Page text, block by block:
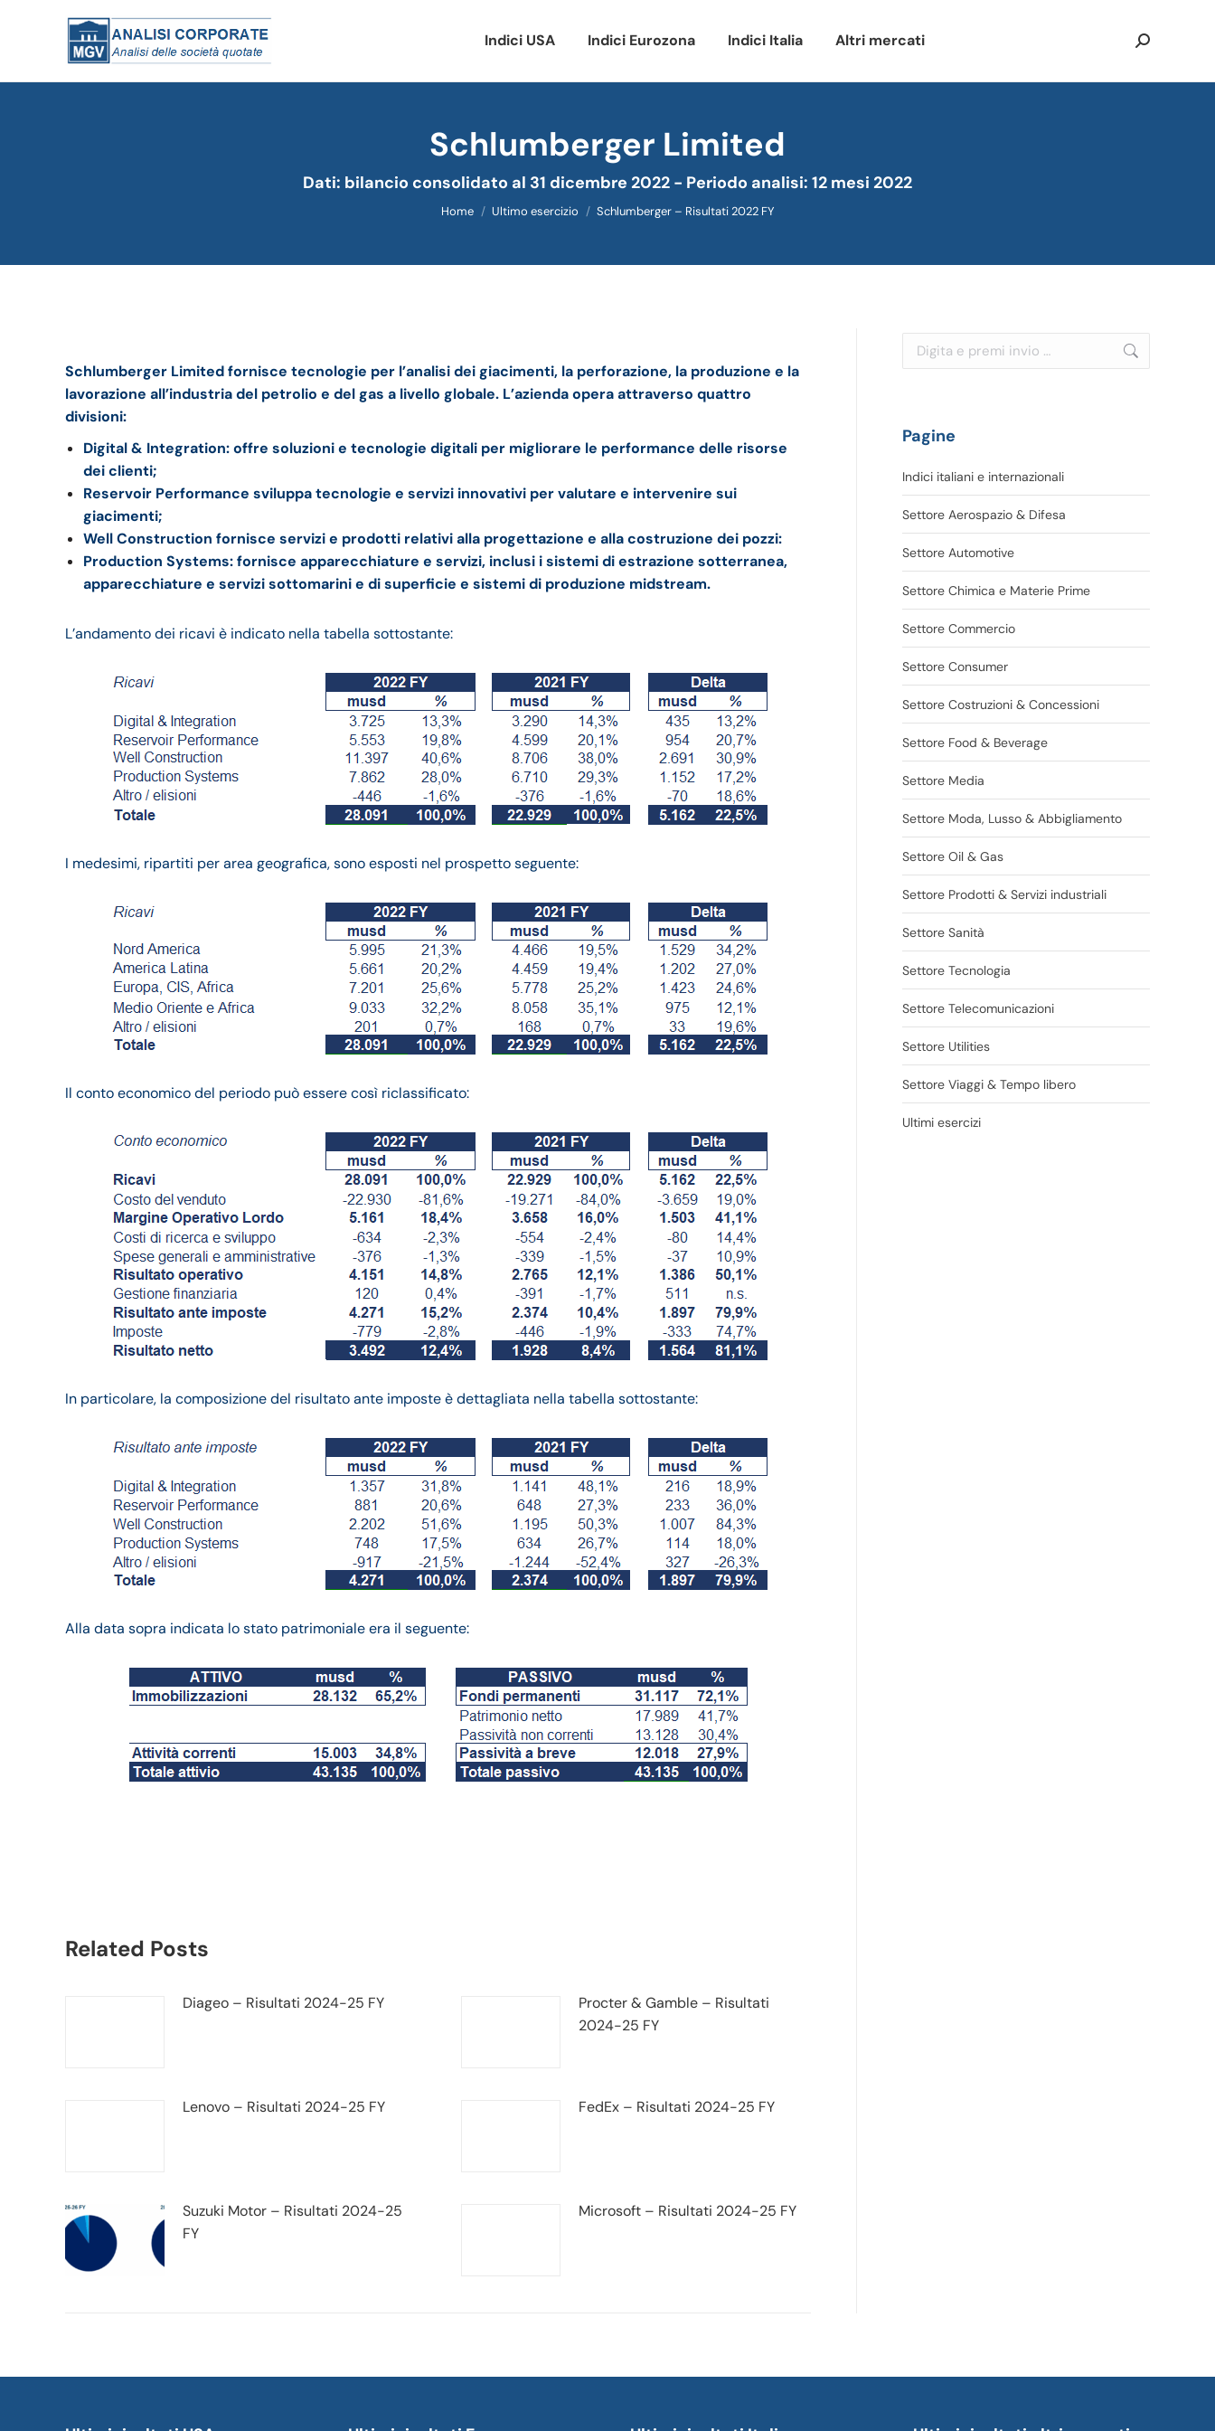
Indici USA Indici Eurozona Indici Italia Altri mercati Cerca:
Schlumberger Limited
Dati: bilancio consolidato al 31 dicembre 2022 - Periodo analisi: 12 mesi 2022
Tu sei qui:
Home Ultimo esercizio Schlumberger – Risultati 2022 FY
Schlumberger Limited fornisce tecnologie per l’analisi dei giacimenti, la perforazione, la produzione e la
lavorazione all’industria del petrolio e del gas a livello globale. L’azienda opera attraverso quattro
divisioni:
Digital & Integration: offre soluzioni e tecnologie digitali per migliorare le performance delle risorse
dei clienti;
Reservoir Performance sviluppa tecnologie e servizi innovativi per valutare e intervenire sui
giacimenti;
Well Construction fornisce servizi e prodotti relativi alla progettazione e alla costruzione dei pozzi:
Production Systems: fornisce apparecchiature e servizi, inclusi i sistemi di estrazione sotterranea,
apparecchiature e servizi sottomarini e di superficie e sistemi di produzione midstream.
L’andamento dei ricavi è indicato nella tabella sottostante:
I medesimi, ripartiti per area geografica, sono esposti nel prospetto seguente:
Il conto economico del periodo può essere così riclassificato:
In particolare, la composizione del risultato ante imposte è dettagliata nella tabella sottostante:
Alla data sopra indicata lo stato patrimoniale era il seguente:
Related Posts
Diageo – Risultati 2024-25 FY
Procter & Gamble – Risultati
2024-25 FY
Lenovo – Risultati 2024-25 FY FedEx – Risultati 2024-25 FY
Suzuki Motor – Risultati 2024-25
FY
Microsoft – Risultati 2024-25 FY
Cerca:
Pagine
Indici italiani e internazionali
Settore Aerospazio & Difesa
Settore Automotive
Settore Chimica e Materie Prime
Settore Commercio
Settore Consumer
Settore Costruzioni & Concessioni
Settore Food & Beverage
Settore Media
Settore Moda, Lusso & Abbigliamento
Settore Oil & Gas
Settore Prodotti & Servizi industriali
Settore Sanità
Settore Tecnologia
Settore Telecomunicazioni
Settore Utilities
Settore Viaggi & Tempo libero
Ultimi esercizi